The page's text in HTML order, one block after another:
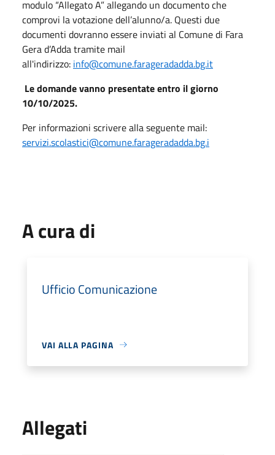
modulo “Allegato A” allegando un documento che
comprovi la votazione dell’alunno/a. Questi due
documenti dovranno essere inviati al Comune di Fara
Gera d’Adda tramite mail
all'indirizzo: info@comune.farageradadda.bg.it
Le domande vanno presentate entro il giorno
10/10/2025.
Per informazioni scrivere alla seguente mail:
servizi.scolastici@comune.farageradadda.bg.i
A cura di
Ufficio Comunicazione
VAI ALLA PAGINA
Allegati